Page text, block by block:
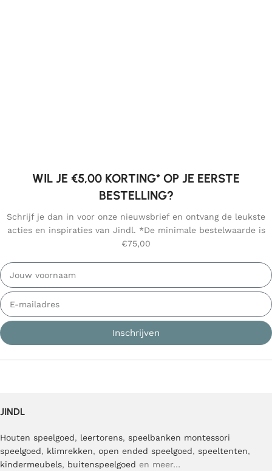
WIL JE €5,00 KORTING* OP JE EERSTE
BESTELLING?
Schrijf je dan in voor onze nieuwsbrief en ontvang de leukste
acties en inspiraties van Jindl. *De minimale bestelwaarde is
€75,00
Inschrijven
JINDL
Houten speelgoed, leertorens, speelbanken montessori
speelgoed, klimrekken, open ended speelgoed, speeltenten,
kindermeubels, buitenspeelgoed en meer…